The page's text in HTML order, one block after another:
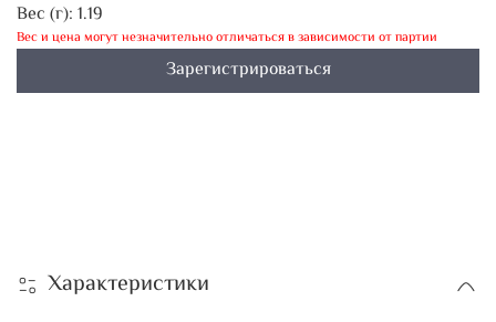
Вес (г): 1.19
Вес и цена могут незначительно отличаться в зависимости от партии
Зарегистрироваться
Характеристики